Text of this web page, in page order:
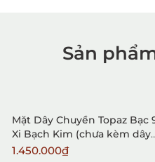
1. Mua hàng trực tiếp tại
Sản
Mặt Dây Chuyền Topaz Bạc
Xi Bạch Kim (chưa kèm dây
đeo)
1.450.000₫